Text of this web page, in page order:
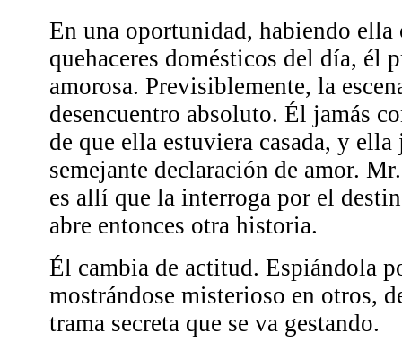
En una oportunidad, habiendo ella
quehaceres domésticos del día, él
amorosa. Previsiblemente, la
desencuentro absoluto. Él jamás
de que ella estuviera casada, y
semejante declaración de amor.
es allí que la interroga por el
abre entonces otra historia.
Él cambia de actitud. Espiándola
mostrándose misterioso en otros,
trama secreta que se va gestando.